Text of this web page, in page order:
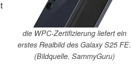
die WPC-Zertifizierung liefert ein
erstes Realbild des Galaxy S25 FE.
(Bildquelle. SammyGuru)